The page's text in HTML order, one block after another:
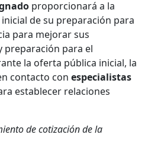
proporcionará a la
de su preparación para
para mejorar sus
preparación para el
la oferta pública inicial, la
contacto con especialistas
establecer relaciones
de cotización de la